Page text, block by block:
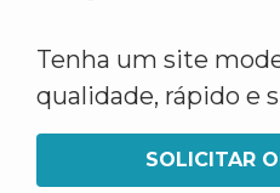
Tenha um site
qualidade, rápido e
SOLICITAR